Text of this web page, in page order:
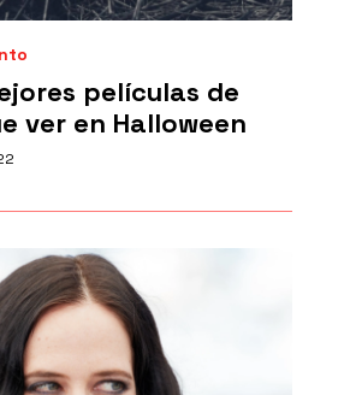
películas de
ver en Halloween